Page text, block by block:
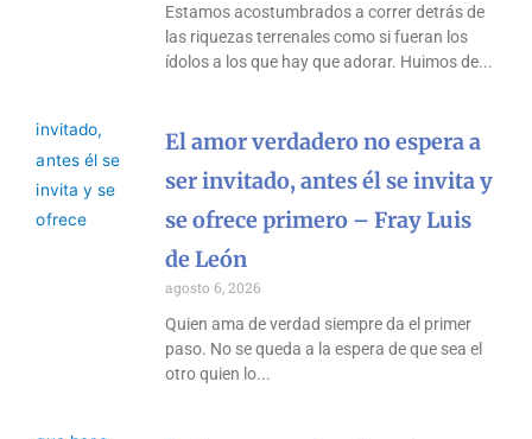
Estamos acostumbrados a correr detrás de
las riquezas terrenales como si fueran los
ídolos a los que hay que adorar. Huimos de
El amor verdadero no espera a
ser invitado, antes él se invita y
se ofrece primero – Fray Luis
de León
agosto 6, 2026
Quien ama de verdad siempre da el primer
paso. No se queda a la espera de que sea el
otro quien lo